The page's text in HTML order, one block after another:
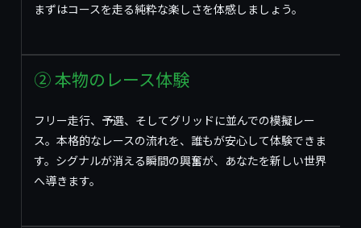
まずはコースを走る純粋な楽しさを体感しましょう。
② 本物のレース体験
フリー走行、予選、そしてグリッドに並んでの模擬レー
ス。本格的なレースの流れを、誰もが安心して体験できま
す。シグナルが消える瞬間の興奮が、あなたを新しい世界
へ導きます。